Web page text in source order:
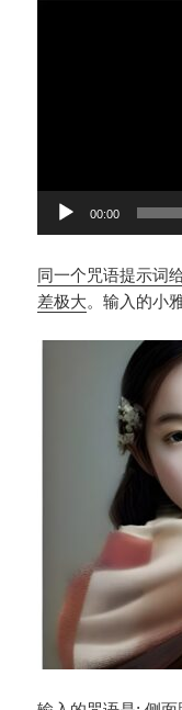
00:00
同一个咒语提示词
差极大。输入的小